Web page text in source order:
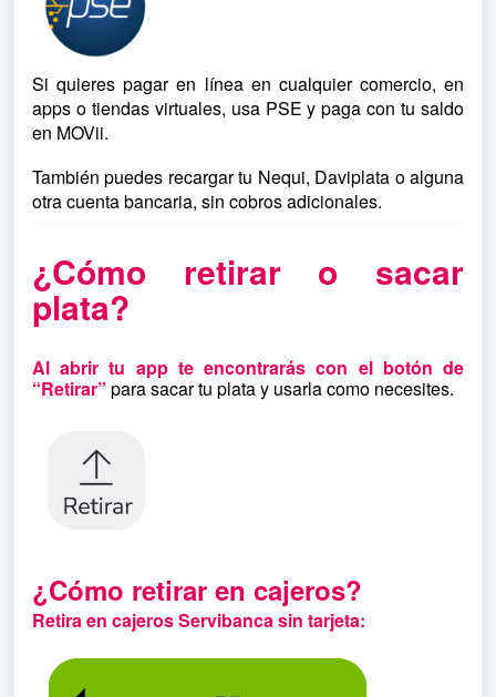
Si quieres pagar en línea en cualquier comercio, en
apps o tiendas virtuales, usaPSE y paga con tu saldo
en MOVii.
También puedes recargar tu Nequi, Daviplata o alguna
otra cuenta bancaria, sin cobros adicionales.
¿Cómo retirar o sacar
plata?
Al abrir tu app te encontrarás con el botón de
“Retirar” para sacar tu plata y usarla como necesites.
¿Cómo retirar en cajeros?
Retira en cajeros Servibanca sin tarjeta: